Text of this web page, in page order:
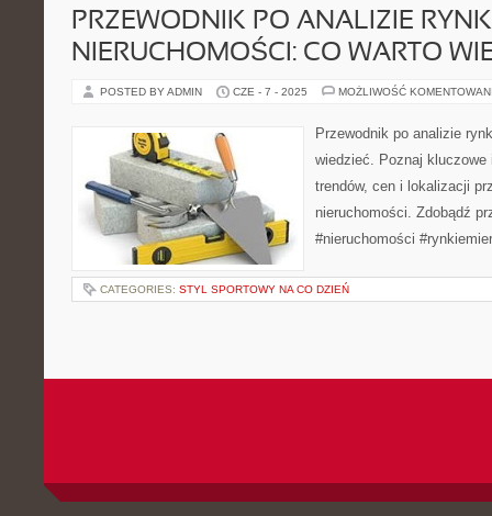
PRZEWODNIK PO ANALIZIE
NIERUCHOMOŚCI: CO WARTO
POSTED BY ADMIN CZE - 7 - 2025 MOŻLIWOŚĆ
Przewodnik po analizie
wiedzieć. Poznaj
trendów, cen i lokalizacji
nieruchomości. Zdobądź
#nieruchomości
CATEGORIES: STYL SPORTOWY NA CO DZIEŃ